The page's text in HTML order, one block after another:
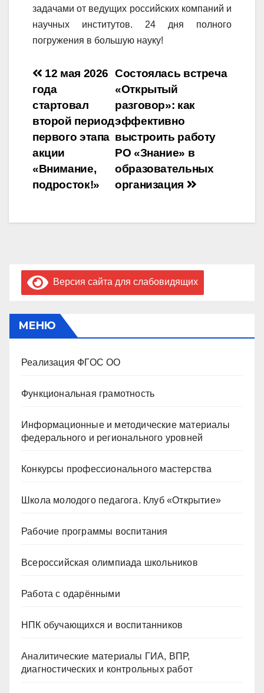
задачами от ведущих российских компаний и
научных институтов. 24 дня полного
погружения в большую науку!
Навигация
по
записям
Состоялась встреча
«Открытый
разговор»: как
эффективно
выстроить работу
РО «Знание» в
образовательных
организация
12 мая 2026
года
стартовал
второй период
первого этапа
акции
«Внимание,
подросток!»
Версия сайта для слабовидящих
МЕНЮ
Реализация ФГОС ОО
Функциональная грамотность
Информационные и методические материалы
федерального и регионального уровней
Конкурсы профессионального мастерства
Школа молодого педагога. Клуб «Открытие»
Рабочие программы воспитания
Всероссийская олимпиада школьников
Работа с одарёнными
НПК обучающихся и воспитанников
Аналитические материалы ГИА, ВПР,
диагностических и контрольных работ